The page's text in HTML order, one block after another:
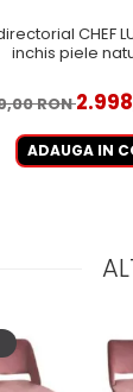
CHEF
inchis piele
RON
ADAUGA IN